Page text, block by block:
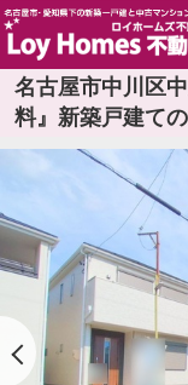
名古屋市中川区
料』新築戸建て